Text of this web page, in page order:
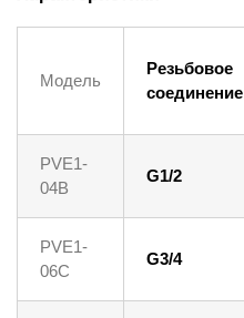
Модель
Резьбовое
соединение
PVE1-
04B
G1/2
PVE1-
06C
G3/4